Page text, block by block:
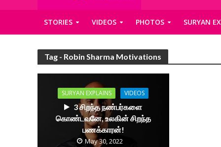
STORIES VIDEOS PHOTOS SURYAN
Tag - Robin Sharma Motivations
SURYAN EXPLAINS VIDEOS
3 சிறந்த நண்பர்களை
கொண்டவனே, உலகின் சிறந்த
பணக்காரன்!
May 30, 2022